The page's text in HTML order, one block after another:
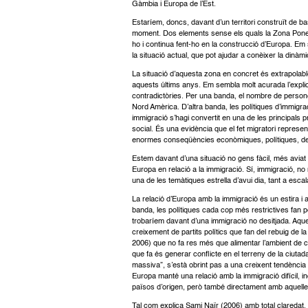
Gàmbia i Europa de l’Est.
Estaríem, doncs, davant d’un territori construït de
moment. Dos elements sense els quals la Zona
ho i continua fent-ho en la construcció d’Europa.
la situació actual, que pot ajudar a conèixer la
La situació d’aquesta zona en concret és
aquests últims anys. Em sembla molt acurada
contradictòries. Per una banda, el nombre de
Nord Amèrica. D’altra banda, les polítiques
immigració s’hagi convertit en una de les principals
social. És una evidència que el fet migratori
enormes conseqüències econòmiques, polítiques,
Estem davant d’una situació no gens fàcil, més
Europa en relació a la immigració. Sí, immigració,
una de les temàtiques estrella d’avui dia, tant a
La relació d’Europa amb la immigració és un
banda, les polítiques cada cop més restrictives fan
trobaríem davant d’una immigració no desitjada.
creixement de partits polítics que fan del rebuig de
2006) que no fa res més que alimentar l’ambient
que fa és generar conflicte en el terreny de la
massiva”, s’està obrint pas a una creixent
Europa manté una relació amb la immigració difícil,
països d’origen, però també directament amb
Tal com explica Sami Naïr (2006) amb total